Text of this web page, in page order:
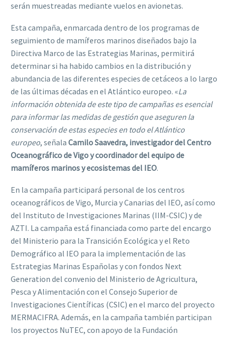
serán muestreadas mediante vuelos en avionetas.
Esta campaña, enmarcada dentro de los programas de
seguimiento de mamíferos marinos diseñados bajo la
Directiva Marco de las Estrategias Marinas, permitirá
determinar si ha habido cambios en la distribución y
abundancia de las diferentes especies de cetáceos a lo largo
de las últimas décadas en el Atlántico europeo. «La
información obtenida de este tipo de campañas es esencial
para informar las medidas de gestión que aseguren la
conservación de estas especies en todo el Atlántico
europeo, señala Camilo Saavedra, investigador del Centro
Oceanográfico de Vigo y coordinador del equipo de
mamíferos marinos y ecosistemas del IEO.
En la campaña participará personal de los centros
oceanográficos de Vigo, Murcia y Canarias del IEO, así como
del Instituto de Investigaciones Marinas (IIM-CSIC) y de
AZTI. La campaña está financiada como parte del encargo
del Ministerio para la Transición Ecológica y el Reto
Demográfico al IEO para la implementación de las
Estrategias Marinas Españolas y con fondos Next
Generation del convenio del Ministerio de Agricultura,
Pesca y Alimentación con el Consejo Superior de
Investigaciones Científicas (CSIC) en el marco del proyecto
MERMACIFRA. Además, en la campaña también participan
los proyectos NuTEC, con apoyo de la Fundación